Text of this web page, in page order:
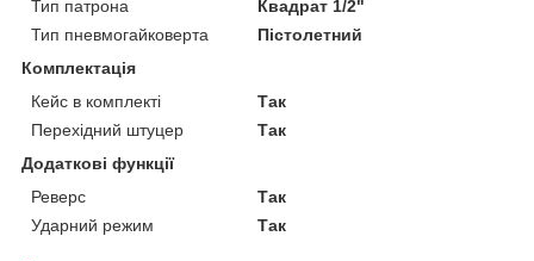
Тип патрона
Квадрат 1/2"
Тип пневмогайковерта
Пістолетний
Комплектація
Кейс в комплекті
Так
Перехідний штуцер
Так
Додаткові функції
Реверс
Так
Ударний режим
Так